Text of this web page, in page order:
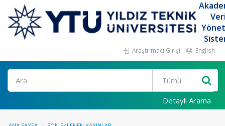
Araştırmacı Girişi English
Ara
Detaylı Arama